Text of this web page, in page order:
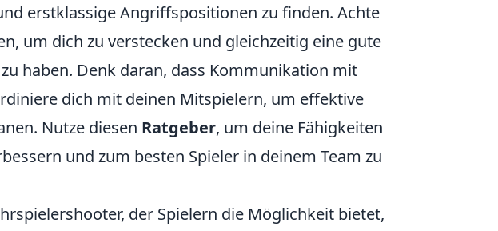
erstklassige Angriffspositionen zu finden. Achte
um dich zu verstecken und gleichzeitig eine gute
haben. Denk daran, dass Kommunikation mit
dich mit deinen Mitspielern, um effektive
Nutze diesen Ratgeber, um deine Fähigkeiten
und zum besten Spieler in deinem Team zu
der Spielern die Möglichkeit bietet,